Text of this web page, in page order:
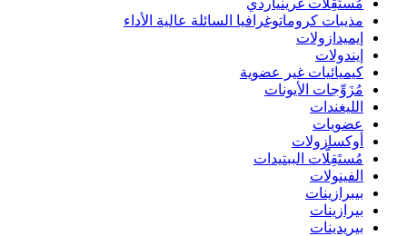
مُستَقِلَّات غرينياردي
مذيبات كروماتوغرافيا السائلة عالية الأداء
إيميدازولات
إيندولات
كيميائيات غير عضوية
مُزَوِّجات الأيونات
الليغندات
عضويات
أوكسازولات
مُستَقِلَّات الببتيدات
الفينولات
بيبرازينات
بيرازينات
بيريدينات